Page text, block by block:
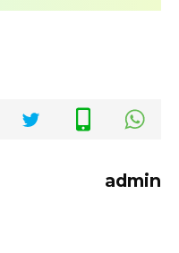
admin